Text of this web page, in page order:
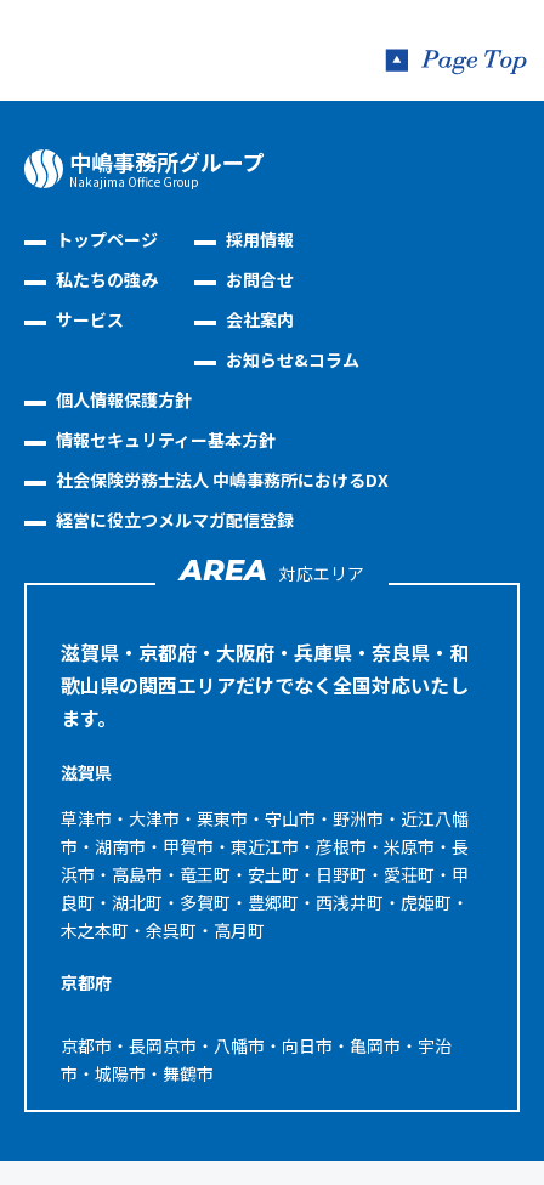
中嶋事務所グループ
Nakajima Oﬃce Group
トップページ
私たちの強み
サービス
採用情報
お問合せ
会社案内
お知らせ&コラム
個人情報保護方針
情報セキュリティー基本方針
社会保険労務士法人 中嶋事務所におけるDX
経営に役立つメルマガ配信登録
AREA 対応エリア
滋賀県・京都府・大阪府・兵庫県・奈良県・和
歌山県の関西エリアだけでなく全国対応いたし
ます。
滋賀県
草津市・大津市・栗東市・守山市・野洲市・近江八幡
市・湖南市・甲賀市・東近江市・彦根市・米原市・長
浜市・高島市・竜王町・安土町・日野町・愛荘町・甲
良町・湖北町・多賀町・豊郷町・西浅井町・虎姫町・
木之本町・余呉町・高月町
京都府
京都市・長岡京市・八幡市・向日市・亀岡市・宇治
市・城陽市・舞鶴市